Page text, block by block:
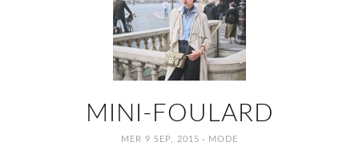
MINI-FOULARD
MER 9 SEP, 2015 · MODE